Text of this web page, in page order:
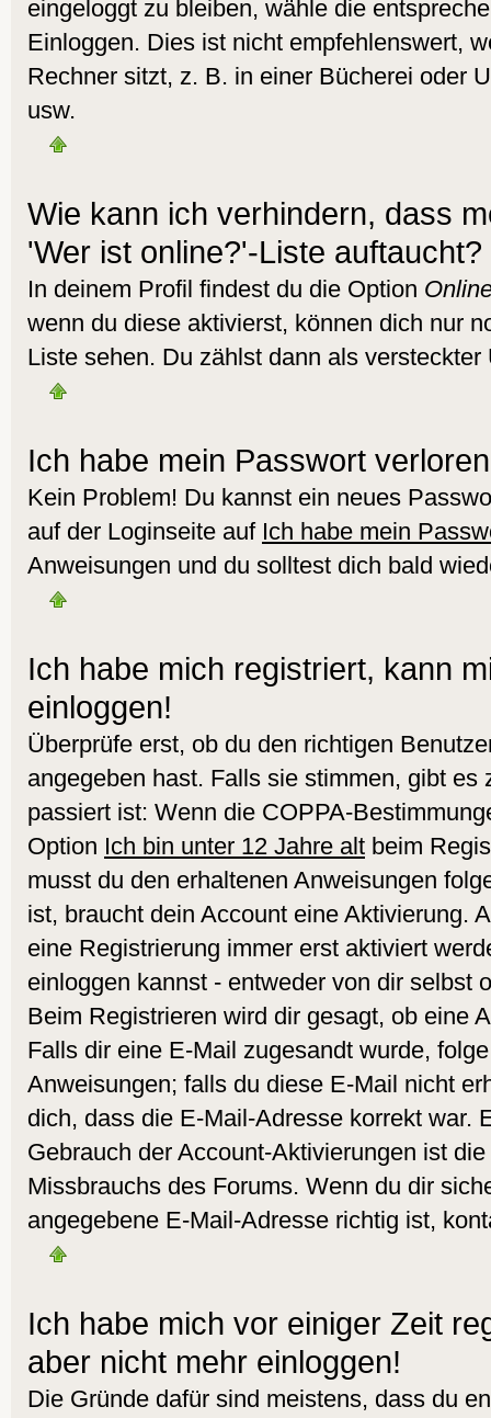
eingeloggt zu bleiben, wähle die
Einloggen. Dies ist nicht empfehlenswert,
Rechner sitzt, z. B. in einer Bücherei oder
usw.
Wie kann ich verhindern, dass
'Wer ist online?'-Liste auftaucht?
In deinem Profil findest du die Option
wenn du diese aktivierst, können dich nur
Liste sehen. Du zählst dann als versteckter
Ich habe mein Passwort
Kein Problem! Du kannst ein neues
auf der Loginseite auf Ich habe mein
Anweisungen und du solltest dich bald
Ich habe mich registriert, kann
einloggen!
Überprüfe erst, ob du den richtigen
angegeben hast. Falls sie stimmen, gibt es
passiert ist: Wenn die COPPA-
Option Ich bin unter 12 Jahre alt beim
musst du den erhaltenen Anweisungen
ist, braucht dein Account eine Aktivierung.
eine Registrierung immer erst aktiviert
einloggen kannst - entweder von dir selbst
Beim Registrieren wird dir gesagt, ob eine
Falls dir eine E-Mail zugesandt wurde,
Anweisungen; falls du diese E-Mail nicht
dich, dass die E-Mail-Adresse korrekt war.
Gebrauch der Account-Aktivierungen ist
Missbrauchs des Forums. Wenn du dir
angegebene E-Mail-Adresse richtig ist,
Ich habe mich vor einiger Zeit
aber nicht mehr einloggen!
Die Gründe dafür sind meistens, dass du